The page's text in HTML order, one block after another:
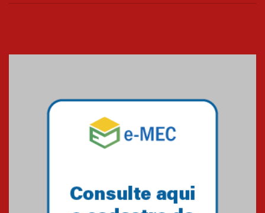
Mackenzie mobiliza campanha
solidária para apoiar famílias em
Minas Gerais
Primeiro culto do ano ressalta o